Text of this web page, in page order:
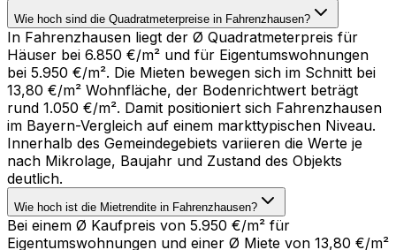
Wie hoch sind die Quadratmeterpreise in Fahrenzhausen?
In Fahrenzhausen liegt der Ø Quadratmeterpreis für
Häuser bei 6.850 €/m² und für Eigentumswohnungen
bei 5.950 €/m². Die Mieten bewegen sich im Schnitt bei
13,80 €/m² Wohnfläche, der Bodenrichtwert beträgt
rund 1.050 €/m². Damit positioniert sich Fahrenzhausen
im Bayern-Vergleich auf einem markttypischen Niveau.
Innerhalb des Gemeindegebiets variieren die Werte je
nach Mikrolage, Baujahr und Zustand des Objekts
deutlich.
Wie hoch ist die Mietrendite in Fahrenzhausen?
Bei einem Ø Kaufpreis von 5.950 €/m² für
Eigentumswohnungen und einer Ø Miete von 13,80 €/m²